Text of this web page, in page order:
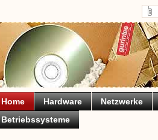
Home Hardware Netzwerke
Betriebssysteme